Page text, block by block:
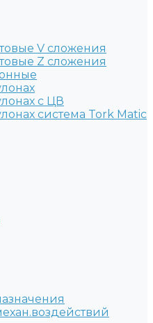
V сложения
Z сложения
с ЦВ
система Tork Matic